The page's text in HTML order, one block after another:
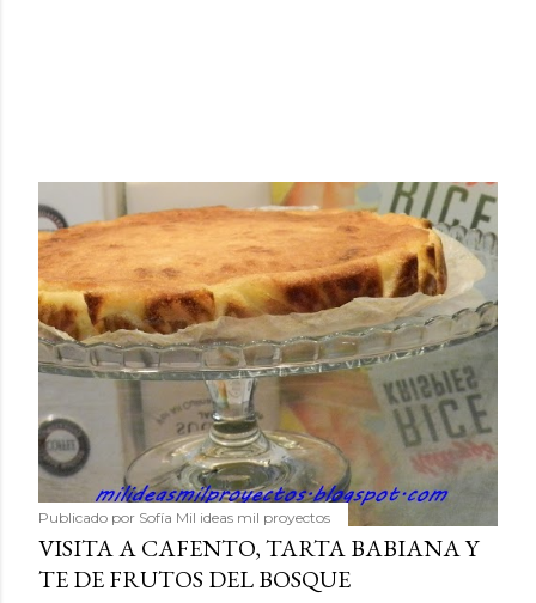
Publicado por Sofía Mil ideas mil proyectos
VISITA A CAFENTO, TARTA BABIANA Y
TE DE FRUTOS DEL BOSQUE